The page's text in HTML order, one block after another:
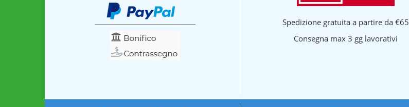
Spedizione gratuita a partire da €65
Consegna max 3 gg lavorativi